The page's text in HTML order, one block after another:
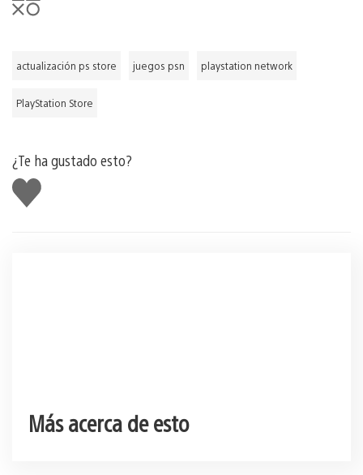
actualización ps store juegos psn playstation network
PlayStation Store
¿Te ha gustado esto?
Me
gusta
Más acerca de esto